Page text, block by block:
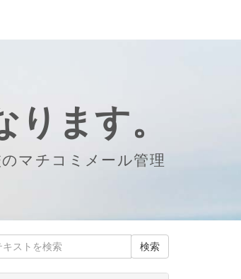
ます。
マチコミメール管理